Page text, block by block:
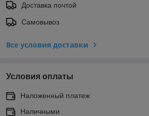
Доставка почтой
Самовывоз
Все условия доставки
Условия оплаты
Наложенный платеж
Наличными